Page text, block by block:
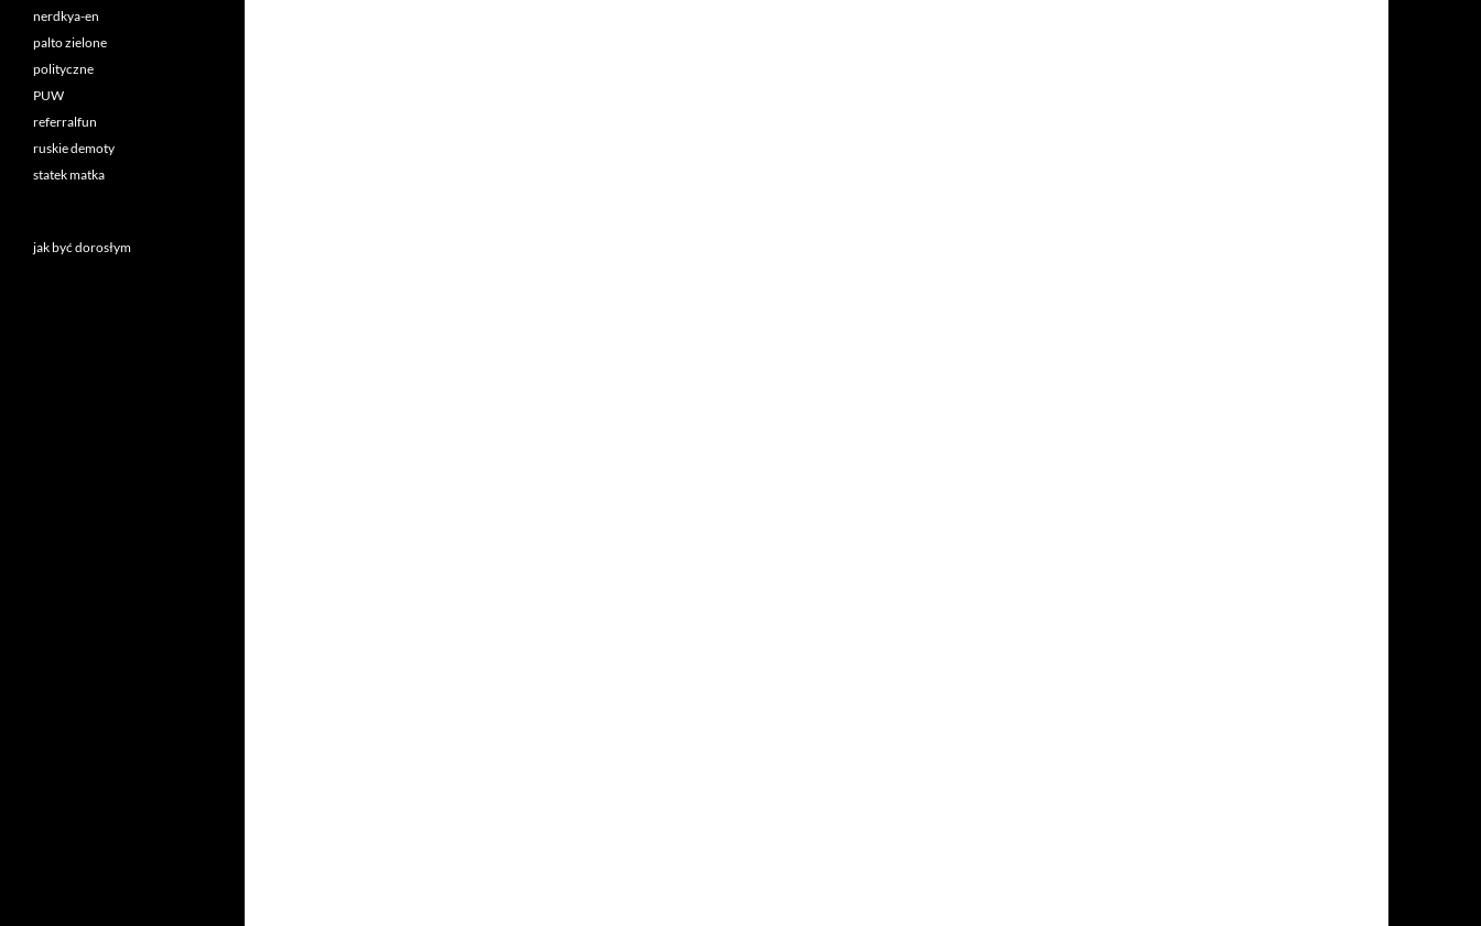
nerdkya-en
palto zielone
polityczne
PUW
referralfun
ruskie demoty
statek matka
jak być dorosłym